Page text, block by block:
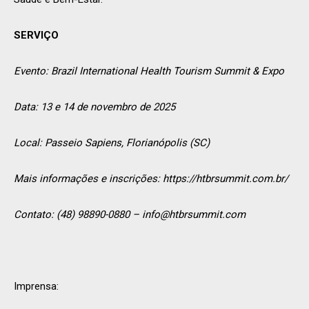
SERVIÇO
Evento: Brazil International Health Tourism Summit & Expo
Data: 13 e 14 de novembro de 2025
Local: Passeio Sapiens, Florianópolis (SC)
Mais informações e inscrições: https://htbrsummit.com.br/
Contato: (48) 98890-0880 – info@htbrsummit.com
Imprensa: